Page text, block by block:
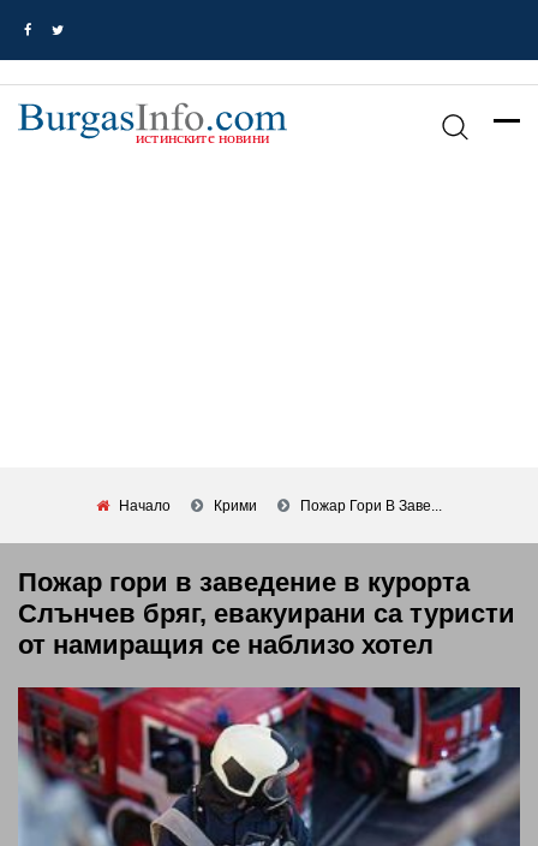
Начало Крими Пожар Гори В Заве...
Пожар гори в заведение в курорта
Слънчев бряг, евакуирани са туристи
от намиращия се наблизо хотел